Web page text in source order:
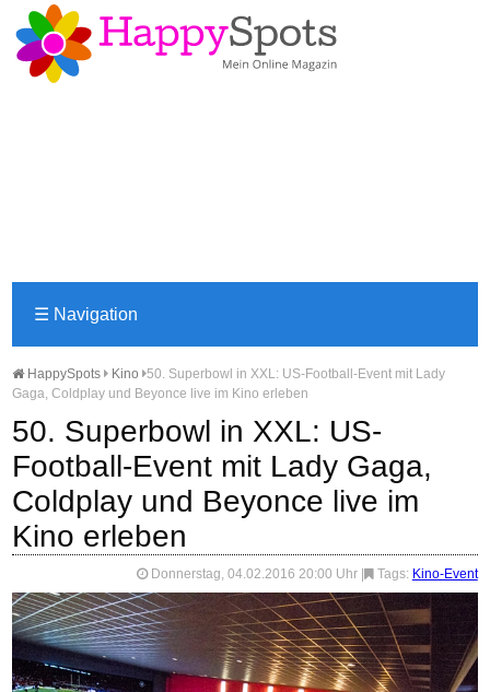
☰ Navigation
HappySpots Kino 50. Superbowl in XXL: US-Football-Event mit Lady
Gaga, Coldplay und Beyonce live im Kino erleben
50. Superbowl in XXL: US-
Football-Event mit Lady Gaga,
Coldplay und Beyonce live im
Kino erleben
Donnerstag, 04.02.2016 20:00 Uhr Tags: Kino-Event